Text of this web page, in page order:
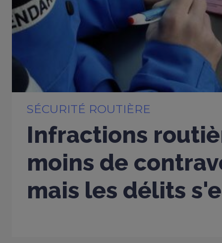
SÉCURITÉ ROUTIÈRE
Infractions
moins de
mais les délits